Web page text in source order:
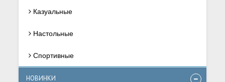
Казуальные
Настольные
Спортивные
НОВИНКИ